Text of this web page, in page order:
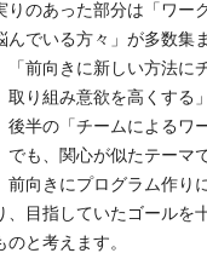
りのあった部分は「ワー
んでいる方々」が多数集
「前向きに新しい方法に
取り組み意欲を高くする
後半の「チームによるワ
でも、関心が似たテーマ
前向きにプログラム作り
、目指していたゴールを
のと考えます。